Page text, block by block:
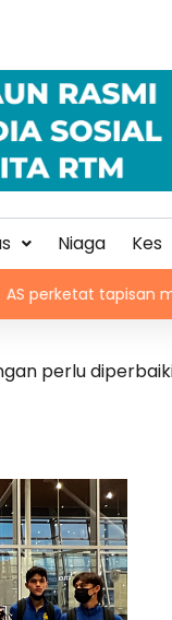
Niaga Kes
media sosial
perlu